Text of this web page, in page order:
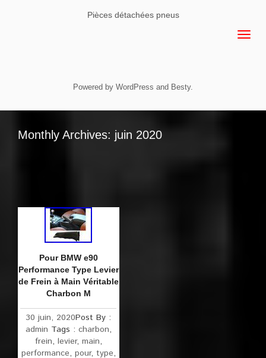
Pièces détachées pneus
Powered by WordPress and Besty.
Monthly Archives: juin 2020
Pour BMW e90
Performance Type Levier
de Frein à Main Véritable
Charbon M
30 juin, 2020Post By :
admin Tags : charbon,
frein, levier, main,
performance, pour, type,